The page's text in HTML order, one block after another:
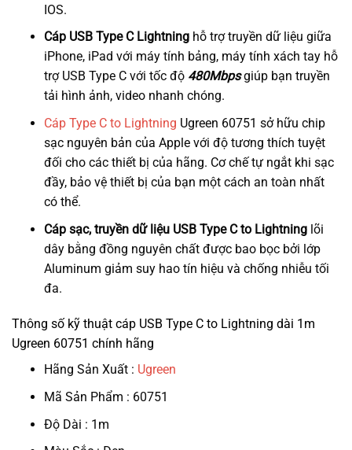
IOS.
Cáp USB Type C Lightninghỗ trợ truyền dữ liệu giữa
iPhone, iPad với máy tính bảng, máy tính xách tay hỗ
trợ USB Type C với tốc độ 480Mbpsgiúp bạn truyền
tải hình ảnh, video nhanh chóng.
Cáp Type C to Lightning Ugreen 60751 sở hữu chip
sạc nguyên bản của Apple với độ tương thích tuyệt
đối cho các thiết bị của hãng. Cơ chế tự ngắt khi sạc
đầy, bảo vệ thiết bị của bạn một cách an toàn nhất
có thể.
Cáp sạc, truyền dữ liệu USB Type C to Lightninglõi
dây bằng đồng nguyên chất được bao bọc bởi lớp
Aluminum giảm suy hao tín hiệu và chống nhiễu tối
đa.
Thông số kỹ thuật cáp USB Type C to Lightning dài 1m
Ugreen 60751 chính hãng
Hãng Sản Xuất : Ugreen
Mã Sản Phẩm : 60751
Độ Dài : 1m